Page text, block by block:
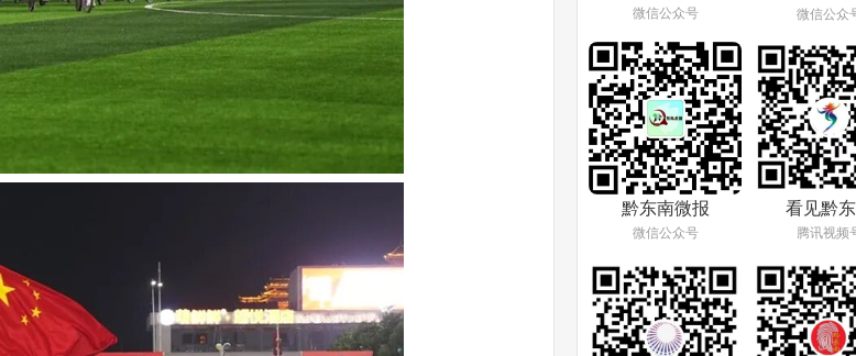
微信公众号 微信公众
黔东南微报
微信公众号
看见黔
腾讯视频